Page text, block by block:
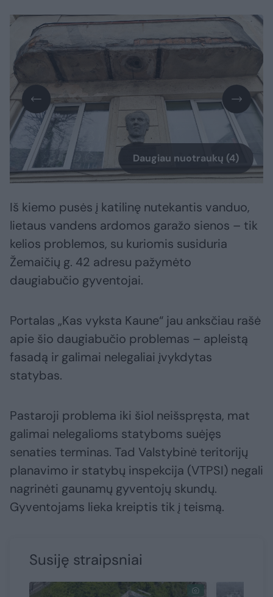
Daugiau nuotraukų (4)
Iš kiemo pusės į katilinę nutekantis vanduo,
lietaus vandens ardomos garažo sienos – tik
kelios problemos, su kuriomis susiduria
Žemaičių g. 42 adresu pažymėto
daugiabučio gyventojai.
Portalas „Kas vyksta Kaune“ jau anksčiau rašė
apie šio daugiabučio problemas – apleistą
fasadą ir galimai nelegaliai įvykdytas
statybas.
Pastaroji problema iki šiol neišspręsta, mat
galimai nelegalioms statyboms suėjęs
senaties terminas. Tad Valstybinė teritorijų
planavimo ir statybų inspekcija (VTPSI) negali
nagrinėti gaunamų gyventojų skundų.
Gyventojams lieka kreiptis tik į teismą.
Susiję straipsniai